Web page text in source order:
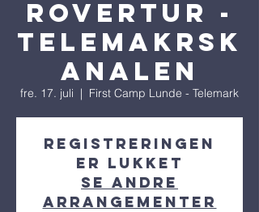
Rovertur -
Telemakrsk
analen
fre. 17. juli
  |
First Camp Lunde - Telemark
Registreringen
er lukket
Se andre
arrangementer